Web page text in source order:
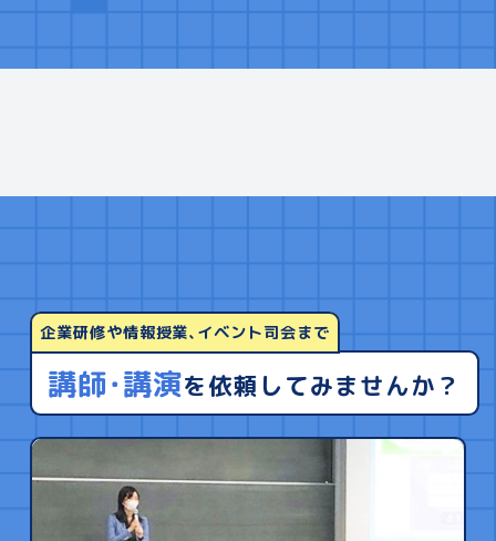
企業研修や情報授業､イベント司会まで
講師･講演を依頼してみませんか？